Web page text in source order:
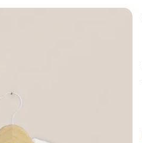
.
saco dormir